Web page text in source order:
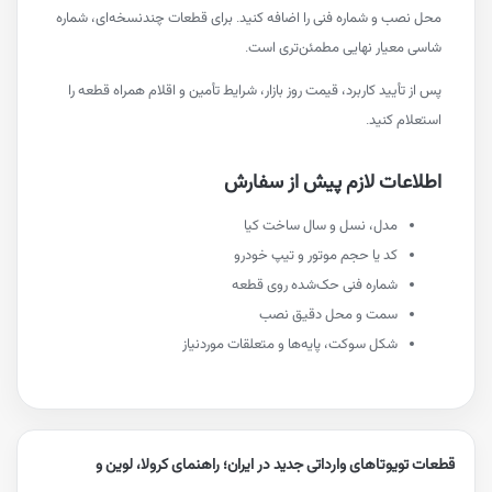
و شماره فنی را اضافه کنید. برای قطعات چندنسخه‌ای، شماره
نهایی مطمئن‌تری است.
کاربرد، قیمت روز بازار، شرایط تأمین و اقلام همراه قطعه را
لازم پیش از سفارش
مدل، نسل و سال ساخت کیا
کد یا حجم موتور و تیپ خودرو
شماره فنی حک‌شده روی قطعه
سمت و محل دقیق نصب
شکل سوکت، پایه‌ها و متعلقات موردنیاز
وارداتی جدید در ایران؛ راهنمای کرولا، لوین و